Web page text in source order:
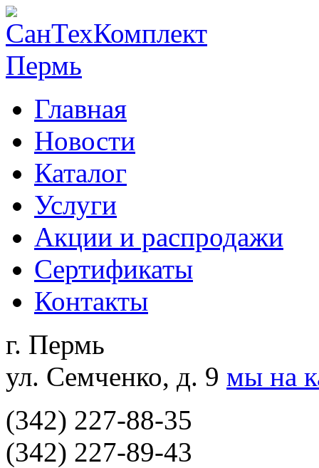
Главная
Новости
Каталог
Услуги
Акции и распродажи
Сертификаты
Контакты
г. Пермь
ул. Семченко, д. 9 мы на
(342) 227-88-35
(342) 227-89-43